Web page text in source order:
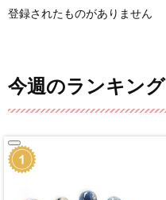
登録されたものがありません
今週のランキング